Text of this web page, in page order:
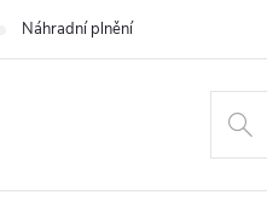
Náhradní plnění